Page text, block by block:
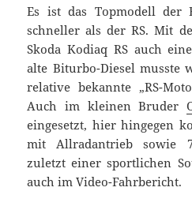
Es ist das Topmodell der
schneller als der RS. Mit
Skoda Kodiaq RS auch
alte Biturbo-Diesel musste
relative bekannte „RS-
Auch im kleinen Bruder
eingesetzt, hier hingegen
mit Allradantrieb sowie
zuletzt einer sportlichen
auch im Video-Fahrbericht.